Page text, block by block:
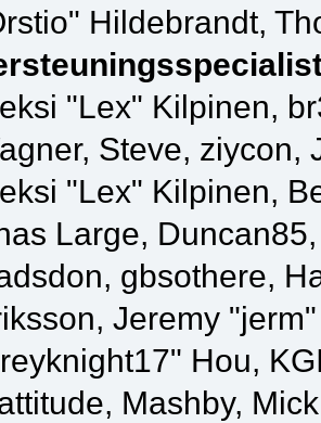
Hildebrandt,
"Lex" Kilpinen,
Steve, ziycon,
"Lex" Kilpinen,
Large,
gbsothere,
Jeremy
Hou,
Mashby,